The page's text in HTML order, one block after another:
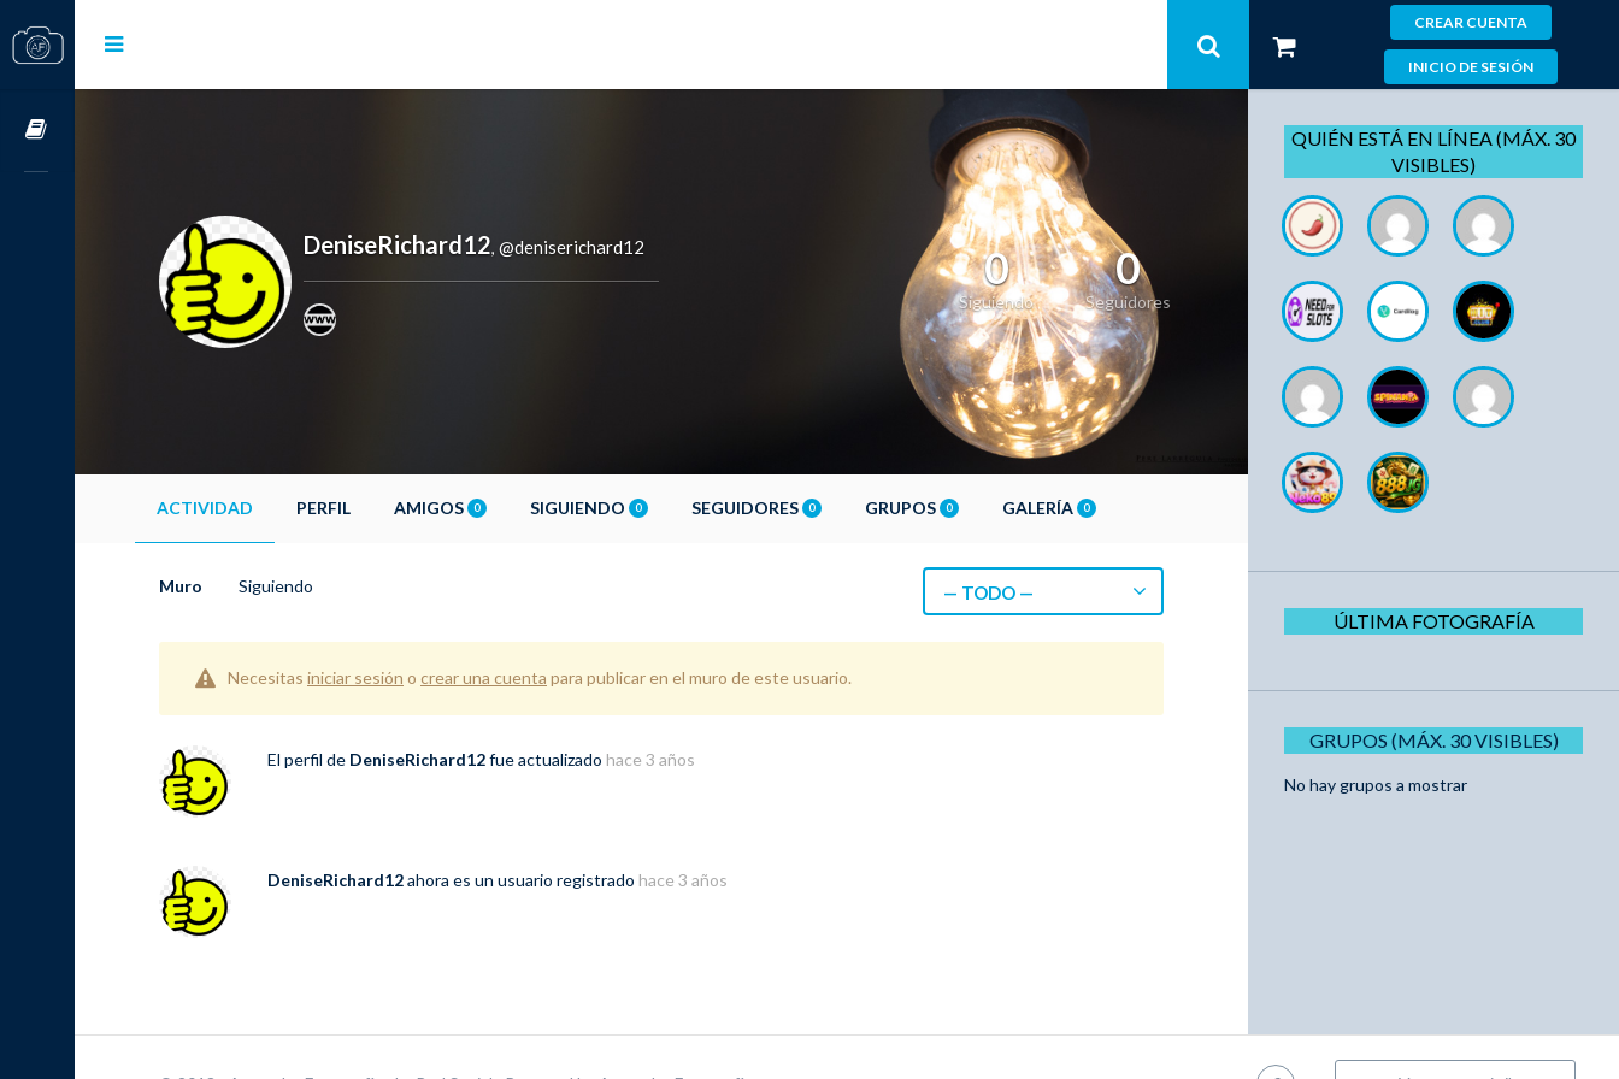
CREAR CUENTA
INICIO DE SESIÓN
DeniseRichard12, @deniserichard12 0
Siguiendo
0
Seguidores
ACTIVIDAD PERFIL AMIGOS 0 SIGUIENDO 0 SEGUIDORES 0 GRUPOS 0 GALERÍA 0
Muro Siguiendo — TODO —
Necesitas iniciar sesión o crear una cuenta para publicar en el muro de este usuario.
El perfil de DeniseRichard12fue actualizado hace 3 años
DeniseRichard12ahora es un usuario registrado hace 3 años
QUIÉN ESTÁ EN LÍNEA (MÁX. 30
VISIBLES)
ÚLTIMA FOTOGRAFÍA
GRUPOS (MÁX. 30 VISIBLES)
No hay grupos a mostrar